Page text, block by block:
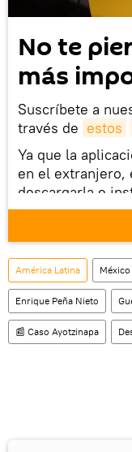
No te
más
Suscríbete a
través de estos
Ya que la
en el extranjero,
descargarla e
móvil (¡solo
También
social rusa VK .
América Latina México
Enrique Peña Nieto
📰 Caso Ayotzinapa